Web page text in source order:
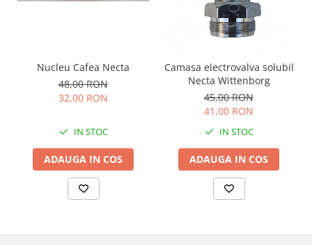
Nucleu Cafea Necta
48,00 RON
32,00 RON
IN STOC
ADAUGA IN COS
Camasa electrovalva solubil
Necta Wittenborg
45,00 RON
41,00 RON
IN STOC
ADAUGA IN COS